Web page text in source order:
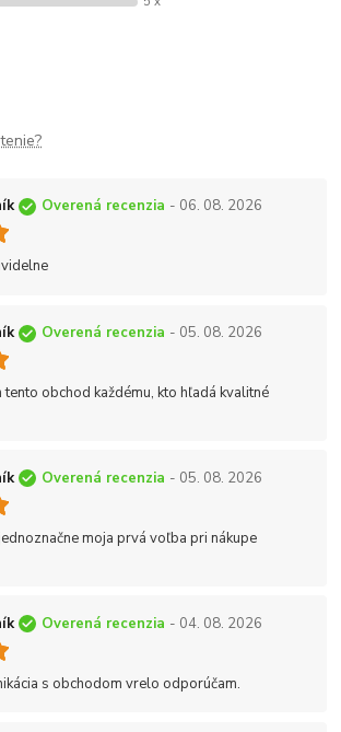
Overená recenzia - 06. 08. 2026
Overená recenzia - 05. 08. 2026
obchod každému, kto hľadá kvalitné
Overená recenzia - 05. 08. 2026
moja prvá voľba pri nákupe
Overená recenzia - 04. 08. 2026
s obchodom vrelo odporúčam.